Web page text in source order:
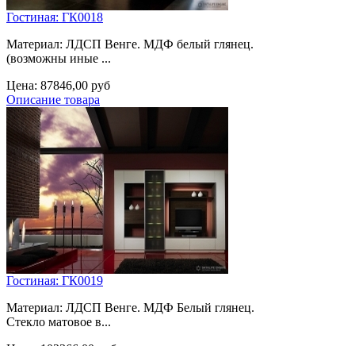
Гостиная: ГК0018
Материал: ЛДСП Венге. МДФ белый глянец.
(возможны иные ...
Цена: 87846,00 руб
Описание товара
Гостиная: ГК0019
Материал: ЛДСП Венге. МДФ Белый глянец.
Стекло матовое в...